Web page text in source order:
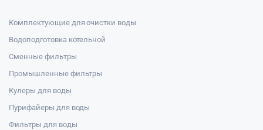
Комплектующие для очистки воды
Водоподготовка котельной
Сменные фильтры
Промышленные фильтры
Кулеры для воды
Пурифайеры для воды
Фильтры для воды